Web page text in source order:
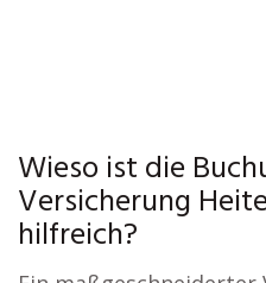
Wieso ist die
Versicherung
hilfreich?